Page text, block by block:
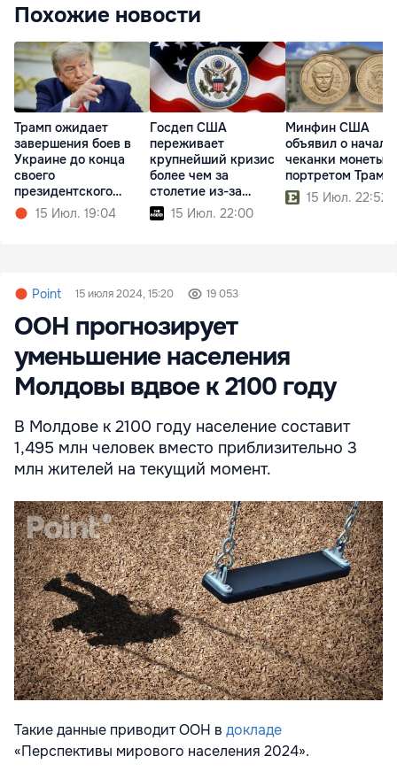
Похожие новости
Трамп ожидает
завершения боев в
Украине до конца
своего
президентского
срока15 Июл. 19:04
Госдеп США
переживает
крупнейший кризис
более чем за
столетие из-за
реформ Трампа
15 Июл. 22:00
Минфин США
объявил о начале
чеканки монеты с
портретом
15 Июл. 22:52
Point 15 июля 2024, 15:20 19 053
ООН прогнозирует
уменьшение населения
Молдовы вдвое к 2100 году
В Молдове к 2100 году население составит
1,495 млн человек вместо приблизительно 3
млн жителей на текущий момент.
Такие данные приводит ООН в докладе
«Перспективы мирового населения 2024».